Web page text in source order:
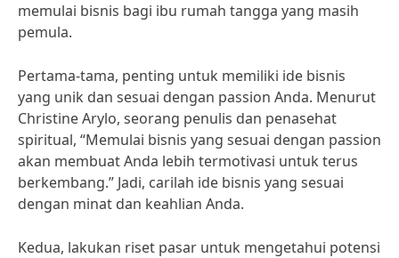
memulai bisnis bagi ibu rumah tangga yang masih
pemula.
Pertama-tama, penting untuk memiliki ide bisnis
yang unik dan sesuai dengan passion Anda. Menurut
Christine Arylo, seorang penulis dan penasehat
spiritual, “Memulai bisnis yang sesuai dengan passion
akan membuat Anda lebih termotivasi untuk terus
berkembang.” Jadi, carilah ide bisnis yang sesuai
dengan minat dan keahlian Anda.
Kedua, lakukan riset pasar untuk mengetahui potensi